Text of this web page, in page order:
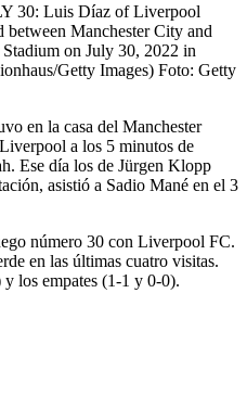
30: Luis Díaz of Liverpool
Manchester City and
on July 30, 2022 in
Getty Images) Foto: Getty
en la casa del Manchester
a los 5 minutos de
Ese día los de Jürgen Klopp
asistió a Sadio Mané en el 3
número 30 con Liverpool FC.
en las últimas cuatro visitas.
los empates (1-1 y 0-0).